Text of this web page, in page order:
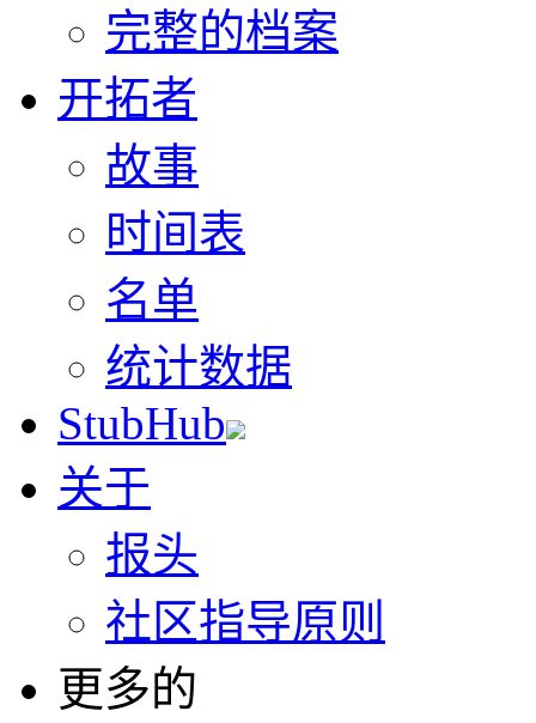
完整的档案
开拓者
故事
时间表
名单
统计数据
StubHub
关于
报头
社区指导原则
更多的